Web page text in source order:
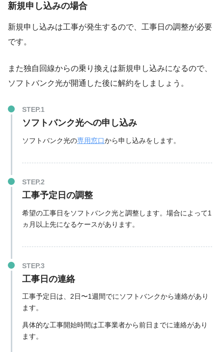
新規申し込みの場合
新規申し込みは工事が発生するので、 工事日の調整が必要
です。
また独自回線からの乗り換えは新規申し込みになるので、
ソフトバンク光が開通した後に解約をしましょう。
ソフトバンク光への申し込み
ソフトバンク光の専用窓口から申し込みをします。
工事予定日の調整
希望の工事日をソフトバンク光と調整します。場合によって1
ヵ月以上先になるケースがあります。
工事日の連絡
工事予定日は、 2日〜1週間でにソフトバンクから連絡があり
ます。
具体的な工事開始時間は工事業者から前日までに連絡があり
ます。